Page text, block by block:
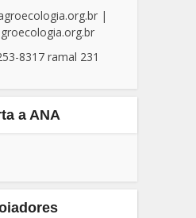
|
8317 ramal 231